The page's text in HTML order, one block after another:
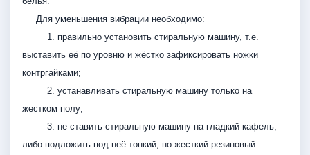
Для уменьшения вибрации необходимо:
1. правильно установить стиральную машину, т.е.
выставить её по уровню и жёстко зафиксировать ножки
контргайками;
2. устанавливать стиральную машину только на
жестком полу;
3. не ставить стиральную машину на гладкий кафель,
либо подложить под неё тонкий, но жесткий резиновый